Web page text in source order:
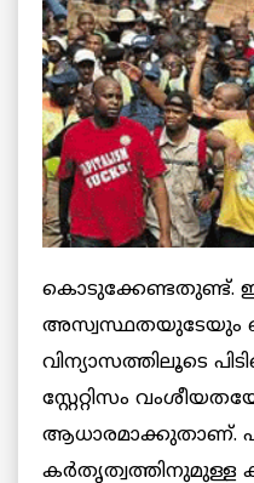
കൊടുക്കേണ്ടതുണ്ട്.
അസ്വസ്ഥതയുടേയും
വിന്യാസത്തിലൂടെ
സ്റ്റേറ്റിസം
ആധാരമാക്കുതാണ്.
കര്‍തൃത്വത്തിനുമുള്ള